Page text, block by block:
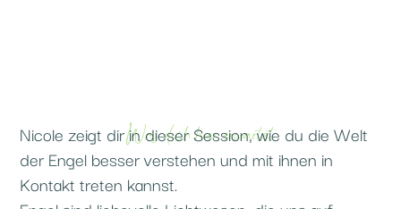
Was dich hier erwartet
Nicole zeigt dir in dieser Session, wie du die Welt
der Engel besser verstehen und mit ihnen in
Kontakt treten kannst.